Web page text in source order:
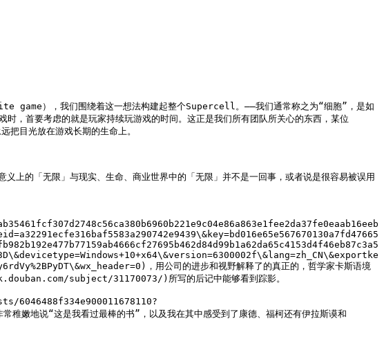
game），我们围绕着这一想法构建起整个Supercell。——我们通常称之为“细胞”，是如
，首要考虑的就是玩家持续玩游戏的时间。这正是我们所有团队所关心的东西，某位
目光放在游戏长期的生命上。
上的「无限」与现实、生命、商业世界中的「无限」并不是一回事，或者说是很容易被误用
，用公司的进步和视野解释了的真正的，哲学家卡斯语境
subject/31170073/)所写的后记中能够看到踪影。
6046488f334e900011678110?
嫩地说“这是我看过最棒的书”，以及我在其中感受到了康德、福柯还有伊拉斯谟和